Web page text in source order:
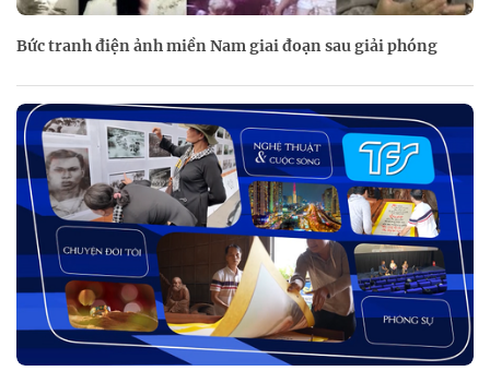
Bức tranh điện ảnh miền Nam giai đoạn sau giải phóng